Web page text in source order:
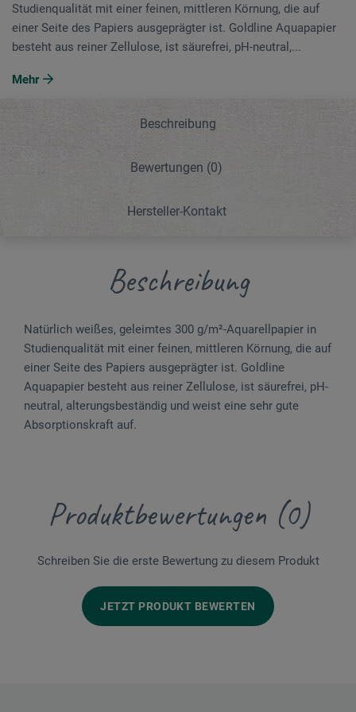
Studienqualität mit einer feinen, mittleren Körnung, die auf
einer Seite des Papiers ausgeprägter ist. Goldline Aquapapier
besteht aus reiner Zellulose, ist säurefrei, pH-neutral,...
Mehr
Beschreibung
Bewertungen (0)
Hersteller-Kontakt
Beschreibung
Natürlich weißes, geleimtes 300 g/m²-Aqua­rellpapier in
Studienqualität mit einer feinen, mittleren Körnung, die auf
einer Seite des Papiers ausgeprägter ist. Goldline
Aquapapier besteht aus reiner Zellulose, ist säurefrei, pH-
neutral, alterungsbeständig und weist eine sehr gute
Absorptionskraft auf.
Produktbewertungen (0)
Schreiben Sie die erste Bewertung zu diesem Produkt
JETZT PRODUKT BEWERTEN